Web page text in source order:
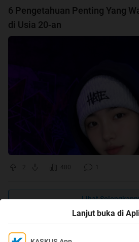
6 Pengetahuan Penting Yang
di Usia 20-an
2 480
Lihat
Lanjut buka di